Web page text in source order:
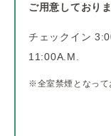
ご用意しておりま
チェックイン
11:00A.M.
※全室禁煙となって